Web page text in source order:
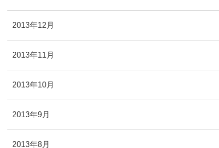
2013年12月
2013年11月
2013年10月
2013年9月
2013年8月